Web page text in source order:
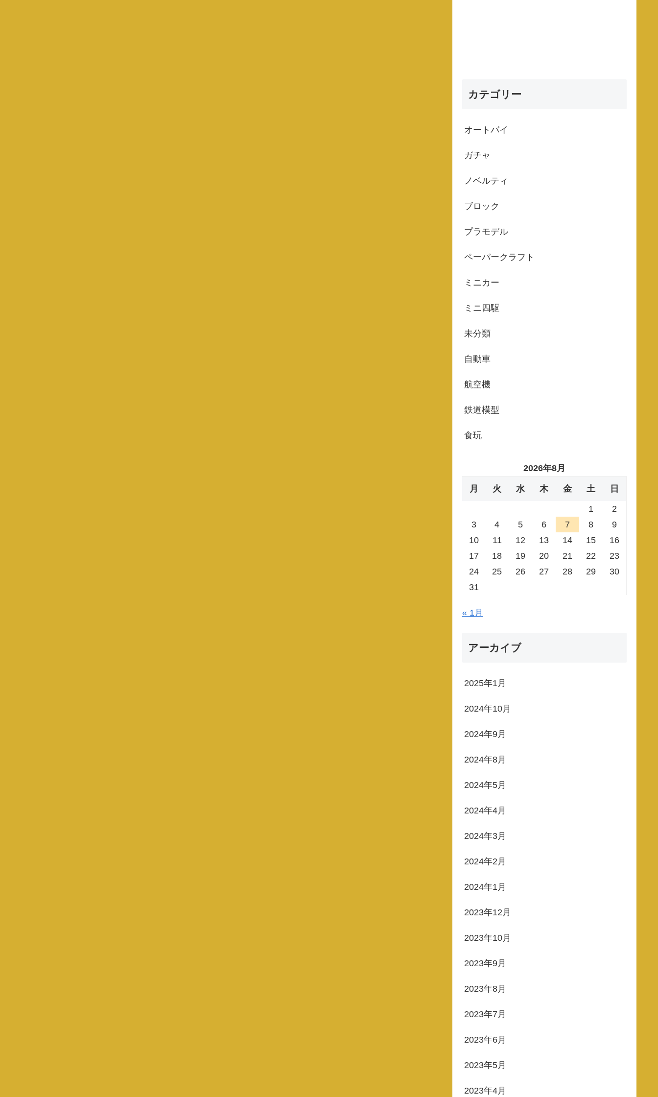
カテゴリー
オートバイ
ガチャ
ノベルティ
ブロック
プラモデル
ペーパークラフト
ミニカー
ミニ四駆
未分類
自動車
航空機
鉄道模型
食玩
2026年8月
月 火 水 木 金 土 日
1
2
3
4 5 6 7 8
9
10
11 12 13 14 15
16
17
18 19 20 21 22
23
24
25 26 27 28 29
30
31
« 1月
アーカイブ
2025年1月
2024年10月
2024年9月
2024年8月
2024年5月
2024年4月
2024年3月
2024年2月
2024年1月
2023年12月
2023年10月
2023年9月
2023年8月
2023年7月
2023年6月
2023年5月
2023年4月